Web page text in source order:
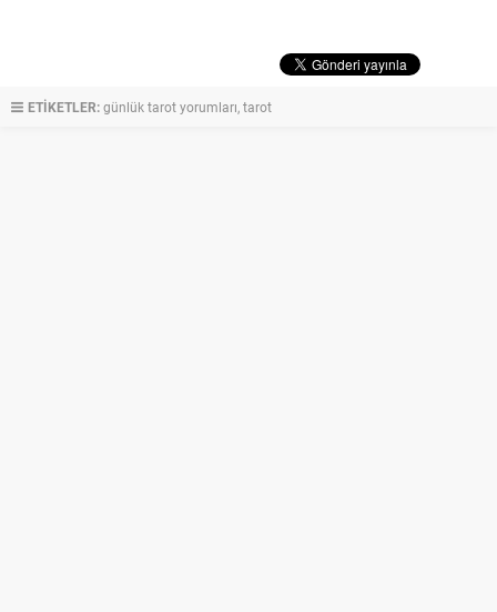
ETİKETLER:günlük tarot yorumları,tarot